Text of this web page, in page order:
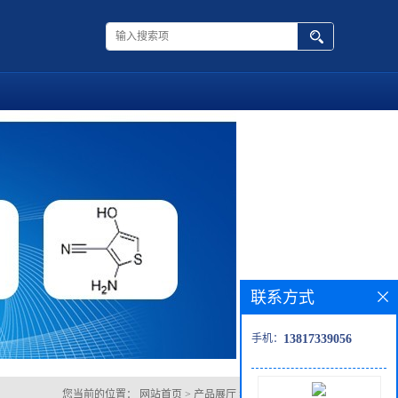
您当前的位置： 网站首页 > 产品展厅 > 3-(三氟甲基)溴苄
联系方式
手机： 13817339056